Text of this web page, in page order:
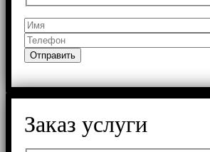
Заказ услуги